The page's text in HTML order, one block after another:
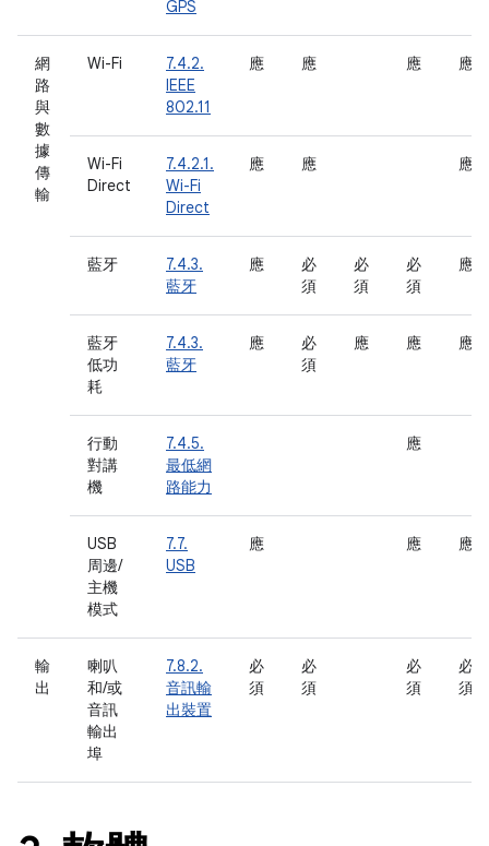
GPS
網
路
與
數
據
傳
輸
Wi-Fi
7.4.2.
IEEE
802.11
應 應 應 應
Wi-Fi
Direct
7.4.2.1.
Wi-Fi
Direct
應 應 應
藍牙
7.4.3.
藍牙
應
必
須
必
須
必
須
應
藍牙
低功
耗
7.4.3.
藍牙
應
必
須
應 應 應
行動
對講
機
7.4.5.
最低網
路能力
應
USB
周邊/
主機
模式
7.7.
USB
應 應 應
輸
出
喇叭
和/或
音訊
輸出
埠
7.8.2.
音訊輸
出裝置
必
須
必
須
必
須
必
須